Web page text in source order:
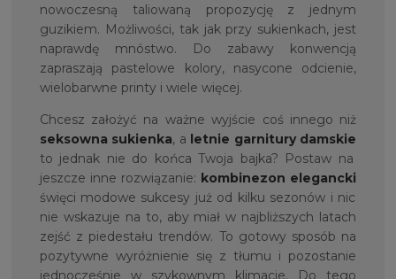
nowoczesną taliowaną propozycję z jednym
guzikiem. Możliwości, tak jak przy sukienkach, jest
naprawdę mnóstwo. Do zabawy konwencją
zapraszają pastelowe kolory, nasycone odcienie,
wielobarwne printy i wiele więcej.
Chcesz założyć na ważne wyjście coś innego niż
seksowna sukienka, a letnie garnitury damskie
to jednak nie do końca Twoja bajka? Postaw na
jeszcze inne rozwiązanie: kombinezon elegancki
święci modowe sukcesy już od kilku sezonów i nic
nie wskazuje na to, aby miał w najbliższych latach
zejść z piedestału trendów. To gotowy sposób na
pozytywne wyróżnienie się z tłumu i pozostanie
jednocześnie w szykownym klimacie. Do tego